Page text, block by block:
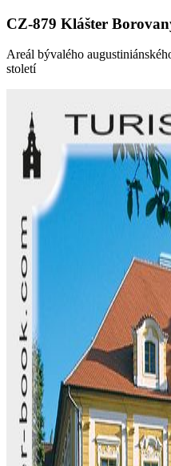
CZ-879 Klášter
Areál bývalého
století